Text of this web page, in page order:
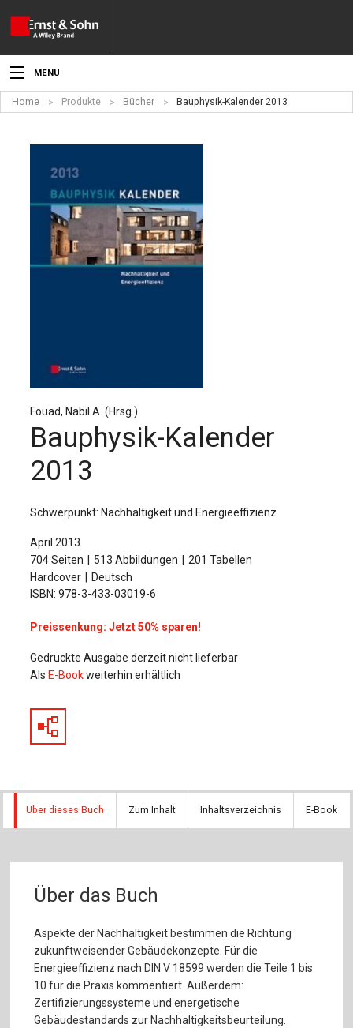
MENU
Aktuelles
Veranstaltungen
Angebote
Fachgebiete
Produkte
Sprache / Language: DE Sprache / Language: EN
Home Produkte Bücher Bauphysik-Kalender 2013
Fouad, Nabil A. (Hrsg.)
Bauphysik-Kalender
2013
Schwerpunkt: Nachhaltigkeit und Energieeffizienz
April 2013
704 Seiten
513 Abbildungen
201 Tabellen
Hardcover
Deutsch
ISBN: 978-3-433-03019-6
Preissenkung: Jetzt 50% sparen!
Gedruckte Ausgabe derzeit nicht lieferbar
Als E-Bookweiterhin erhältlich
Über dieses Buch Zum Inhalt Inhaltsverzeichnis E-Book
Über das Buch
Aspekte der Nachhaltigkeit bestimmen die Richtung
zukunftweisender Gebäudekonzepte. Für die
Energieeffizienz nach DIN V 18599 werden die Teile 1 bis
10 für die Praxis kommentiert. Außerdem:
Zertifizierungssysteme und energetische
Gebäudestandards zur Nachhaltigkeitsbeurteilung.